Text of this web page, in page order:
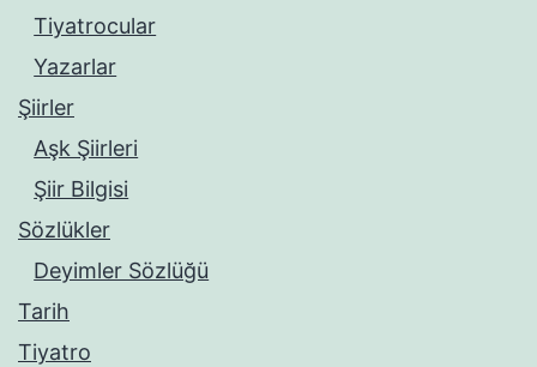
Tiyatrocular
Yazarlar
Şiirler
Aşk Şiirleri
Şiir Bilgisi
Sözlükler
Deyimler Sözlüğü
Tarih
Tiyatro